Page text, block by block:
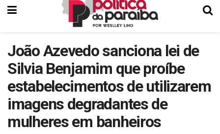
João Azevedo sanciona lei de
Silvia Benjamim que proíbe
estabelecimentos de utilizarem
imagens degradantes de
mulheres em banheiros